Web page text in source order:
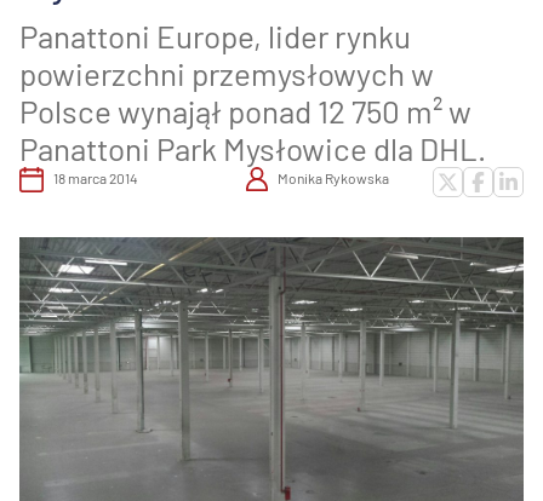
Panattoni Europe, lider rynku
powierzchni przemysłowych w
Polsce wynajął ponad 12 750 m² w
Panattoni Park Mysłowice dla DHL.
18 marca 2014 Monika Rykowska